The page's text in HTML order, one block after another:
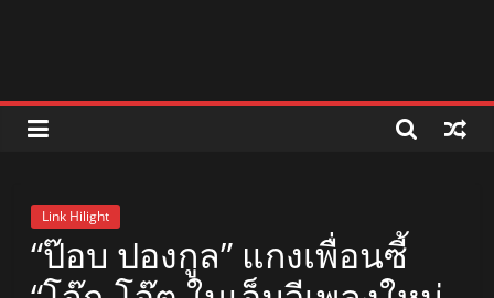
ลพบุรี
สถานี
วิทยุ
FM
ลพบุรี
Link Hilight
“ป๊อบ ปองกูล” แกงเพื่อนซี้